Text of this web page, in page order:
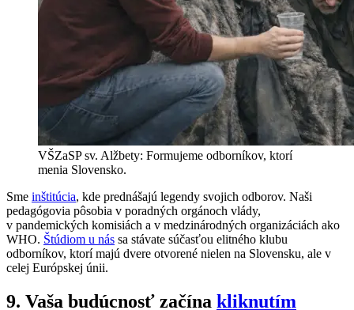
VŠZaSP sv. Alžbety: Formujeme odborníkov, ktorí
menia Slovensko.
Sme inštitúcia, kde prednášajú legendy svojich odborov. Naši
pedagógovia pôsobia v poradných orgánoch vlády,
v pandemických komisiách a v medzinárodných organizáciách ako
WHO. Štúdiom u nás sa stávate súčasťou elitného klubu
odborníkov, ktorí majú dvere otvorené nielen na Slovensku, ale v
celej Európskej únii.
9. Vaša budúcnosť začína kliknutím